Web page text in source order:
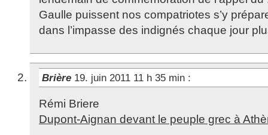
Gaulle puissent nos compatriotes s’y
dans l’impasse des indignés chaque jour
Brière 19. juin 2011 11 h 35 min :
Rémi Briere
Dupont-Aignan devant le peuple grec à